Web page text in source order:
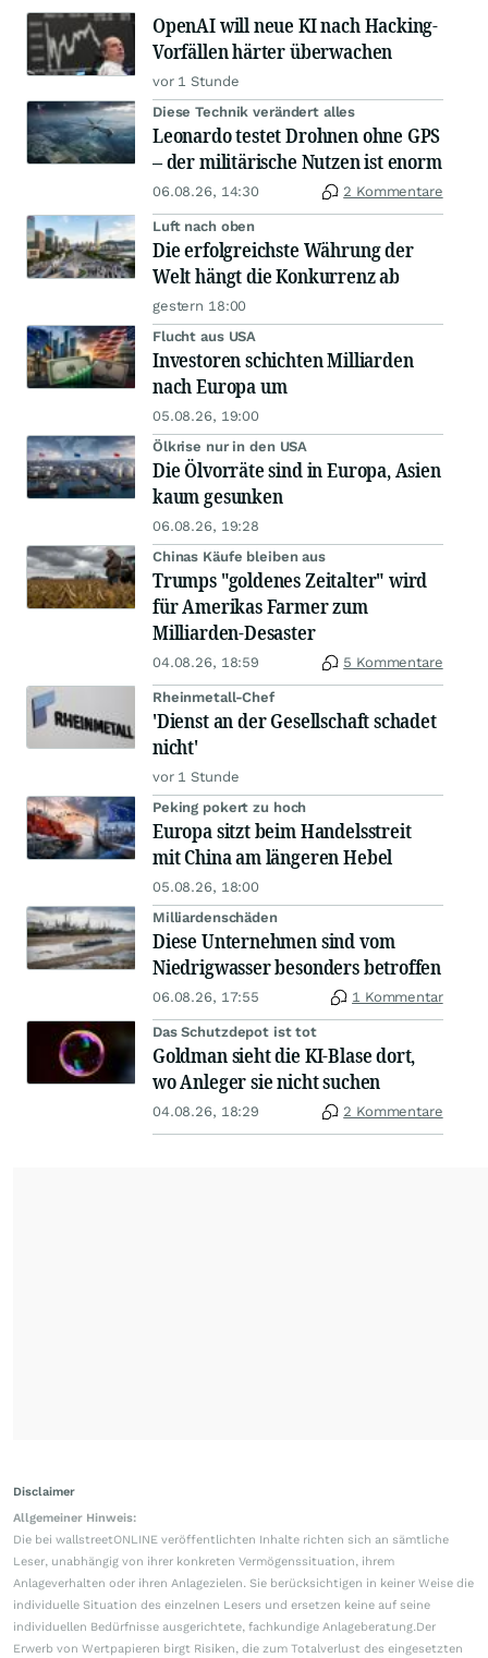
OpenAI will neue KI nach Hacking-
Vorfällen härter überwachen
vor 1 Stunde
Diese Technik verändert alles
Leonardo testet Drohnen ohne GPS
– der militärische Nutzen ist enorm
06.08.26, 14:30 2 Kommentare
Luft nach oben
Die erfolgreichste Währung der
Welt hängt die Konkurrenz ab
gestern 18:00
Flucht aus USA
Investoren schichten Milliarden
nach Europa um
05.08.26, 19:00
Ölkrise nur in den USA
Die Ölvorräte sind in Europa, Asien
kaum gesunken
06.08.26, 19:28
Chinas Käufe bleiben aus
Trumps "goldenes Zeitalter" wird
für Amerikas Farmer zum
Milliarden-Desaster
04.08.26, 18:59 5 Kommentare
Rheinmetall-Chef
'Dienst an der Gesellschaft schadet
nicht'
vor 1 Stunde
Peking pokert zu hoch
Europa sitzt beim Handelsstreit
mit China am längeren Hebel
05.08.26, 18:00
Milliardenschäden
Diese Unternehmen sind vom
Niedrigwasser besonders betroffen
06.08.26, 17:55 1 Kommentar
Das Schutzdepot ist tot
Goldman sieht die KI-Blase dort,
wo Anleger sie nicht suchen
04.08.26, 18:29 2 Kommentare
Disclaimer
Allgemeiner Hinweis:
Die bei wallstreetONLINE veröffentlichten Inhalte richten sich an sämtliche
Leser, unabhängig von ihrer konkreten Vermögenssituation, ihrem
Anlageverhalten oder ihren Anlagezielen. Sie berücksichtigen in keiner Weise die
individuelle Situation des einzelnen Lesers und ersetzen keine auf seine
individuellen Bedürfnisse ausgerichtete, fachkundige Anlageberatung.Der
Erwerb von Wertpapieren birgt Risiken, die zum Totalverlust des eingesetzten